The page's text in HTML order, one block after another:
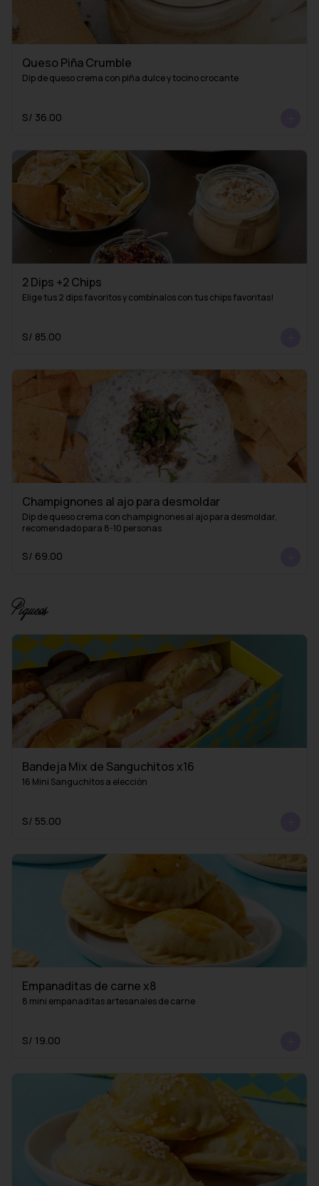
Queso Piña Crumble
Dip de queso crema con piña dulce y tocino crocante
S/ 36.00
2 Dips +2 Chips
Elige tus 2 dips favoritos y combínalos con tus chips favoritas!
S/ 85.00
Champignones al ajo para desmoldar
Dip de queso crema con champignones al ajo para desmoldar,
recomendado para 8-10 personas
S/ 69.00
Piqueos
Bandeja Mix de Sanguchitos x16
16 Mini Sanguchitos a elección
S/ 55.00
Empanaditas de carne x8
8 mini empanaditas artesanales de carne
S/ 19.00